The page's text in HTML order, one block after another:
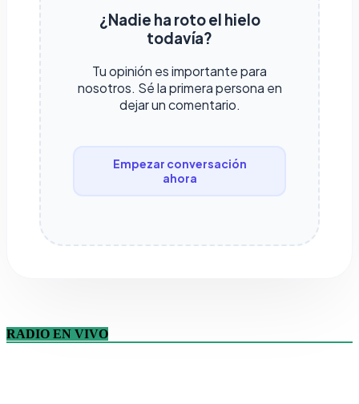
¿Nadie ha roto el hielo
todavía?
Tu opinión es importante para
nosotros. Sé la primera persona en
dejar un comentario.
Empezar conversación
ahora
RADIO EN VIVO